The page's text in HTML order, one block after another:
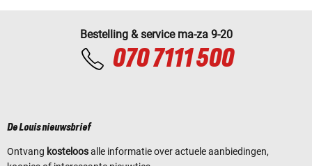
Bestelling & service ma-za 9-20
070 7111 500
De Louis nieuwsbrief
Ontvang kosteloosalle informatie over actuele aanbiedingen,